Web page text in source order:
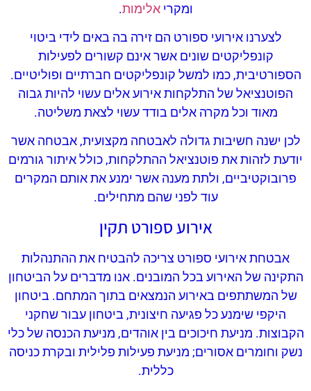
ומקריאלימות.
לצערנו אירועי ספורט הם זירה בה באים לידי ביטוי
קונפליקטים שונים אשר אינם קשורים לפעילות
הספורטיבית, כמו למשל קונפליקטים חברתיים ופוליטיים.
הפוטנציאל של התלקחות אירוע אלים עשוי להיות גבוה
מאוד וכל מקרה אלים בודד עשוי לצאת משליטה.
לכן ישנה חשיבות גדולה לאבטחה מקצועית, אבטחה אשר
יודעת לזהות את פוטנציאל ההתלקחות, כולל איתור גורמים
פרובוקטיביים, ולתת מענה אשר ימנע את אותם המקרים
עוד לפני שהם מתחילים.
אירוע ספורט תקין
אבטחת אירועי ספורט צריכה להבטיח את ההתנהלות
התקינה של האירוע בכל המובנים. אנו מדברים על הביטחון
של המשתתפים באירוע הנמצאים בתוך המתחם. ביטחון
היקפי שימנע כל פגיעה חיצונית, ביטחון עבור שחקני
הקבוצות. מניעת חיכוכים בין אוהדים, מניעת הכנסה של כלי
נשק וחומרים אסורים; מניעת פעילות פלילית ובקרת כניסה
כללית.